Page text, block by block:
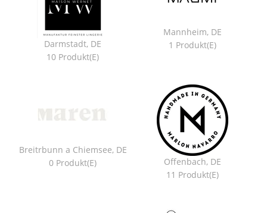
Darmstadt, DE
10 Produkt(e)
Mannheim, DE
1 Produkt(e)
Breitrbunn a Chiemsee, DE
0 Produkt(e)
Offenbach, DE
11 Produkt(e)